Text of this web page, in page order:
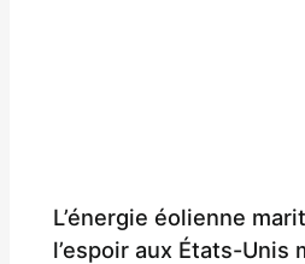
L’énergie éolienne
l’espoir aux États-Unis